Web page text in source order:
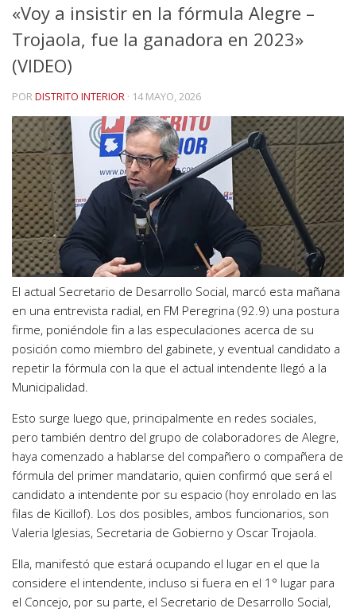
«Voy a insistir en la fórmula Alegre –
Trojaola, fue la ganadora en 2023»
(VIDEO)
PORDISTRITO INTERIOR · 14 MAYO, 2026
El actual Secretario de Desarrollo Social, marcó esta mañana
en una entrevista radial, en FM Peregrina (92.9) una postura
firme, poniéndole fin a las especulaciones acerca de su
posición como miembro del gabinete, y eventual candidato a
repetir la fórmula con la que el actual intendente llegó a la
Municipalidad.
Esto surge luego que, principalmente en redes sociales,
pero también dentro del grupo de colaboradores de Alegre,
haya comenzado a hablarse del compañero o compañera de
fórmula del primer mandatario, quien confirmó que será el
candidato a intendente por su espacio (hoy enrolado en las
filas de Kicillof). Los dos posibles, ambos funcionarios, son
Valeria Iglesias, Secretaria de Gobierno y Oscar Trojaola.
Ella, manifestó que estará ocupando el lugar en el que la
considere el intendente, incluso si fuera en el 1° lugar para
el Concejo, por su parte, el Secretario de Desarrollo Social,